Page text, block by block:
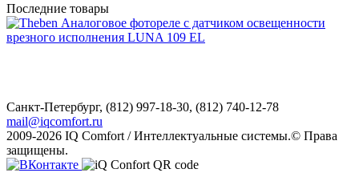
Последние товары
Санкт-Петербург, (812) 997-18-30, (812) 740-12-78
mail@iqcomfort.ru
2009-2026 IQ Comfort / Интеллектуальные системы.© Права
защищены.